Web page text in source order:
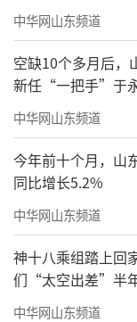
中华网山东频道
空缺10个多月后，
新任“一把手”于
中华网山东频道
今年前十个月，山
同比增长5.2%
中华网山东频道
神十八乘组踏上回
们“太空出差”半
中华网山东频道